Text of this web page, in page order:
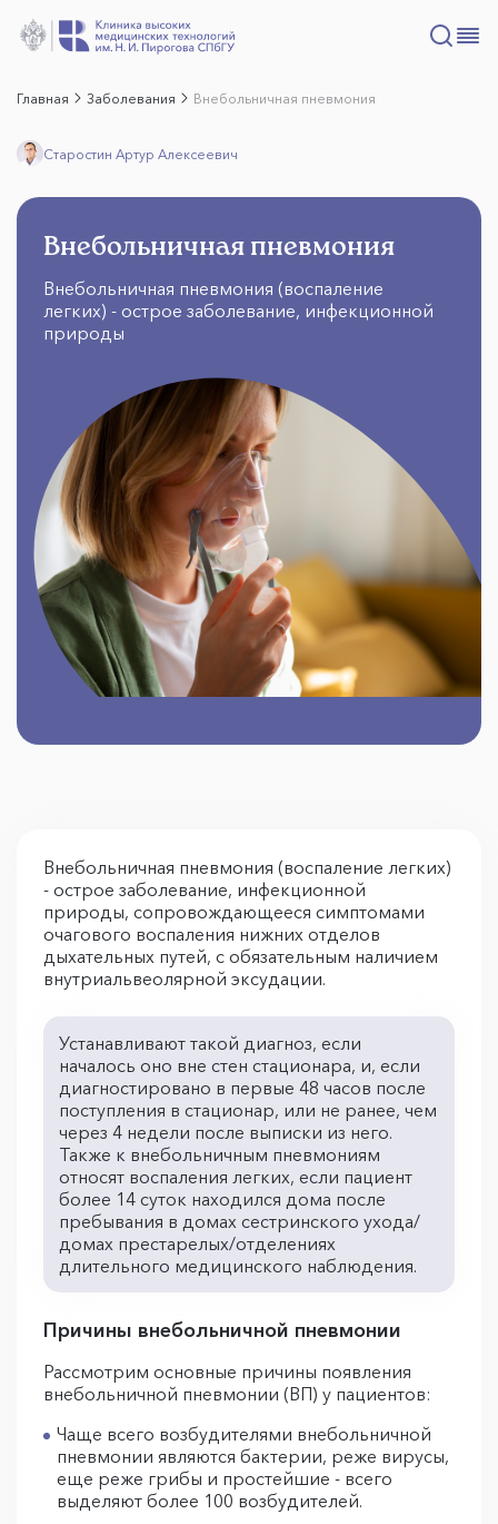
Главная Заболевания Внебольничная пневмония
Старостин Артур Алексеевич
Внебольничная пневмония
Внебольничная пневмония (воспаление
легких) - острое заболевание, инфекционной
природы
Внебольничная пневмония (воспаление легких)
- острое заболевание, инфекционной
природы, сопровождающееся симптомами
очагового воспаления нижних отделов
дыхательных путей, с обязательным наличием
внутриальвеолярной эксудации.
Устанавливают такой диагноз, если
началось оно вне стен стационара, и, если
диагностировано в первые 48 часов после
поступления в стационар, или не ранее, чем
через 4 недели после выписки из него.
Также к внебольничным пневмониям
относят воспаления легких, если пациент
более 14 суток находился дома после
пребывания в домах сестринского ухода/
домах престарелых/отделениях
длительного медицинского наблюдения.
Причины внебольничной пневмонии
Рассмотрим основные причины появления
внебольничной пневмонии (ВП) у пациентов:
Чаще всего возбудителями внебольничной
пневмонии являются бактерии, реже вирусы,
еще реже грибы и простейшие - всего
выделяют более 100 возбудителей.